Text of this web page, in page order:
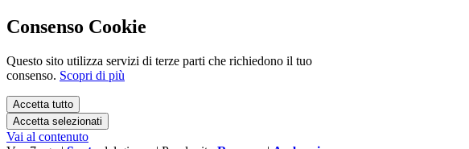
Consenso Cookie
Questo sito utilizza servizi di terze parti che richiedono il tuo
consenso. Scopri di più
Accetta tutto
Accetta selezionati
Vai al contenuto